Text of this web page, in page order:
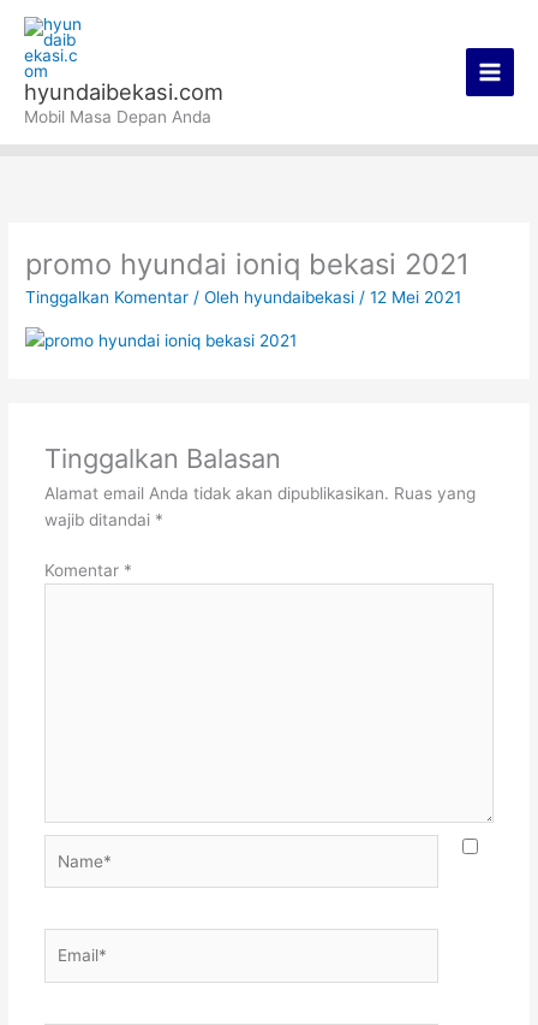
konten
hyundaibekasi.com
Mobil Masa Depan Anda
promo hyundai ioniq bekasi 2021
Tinggalkan Komentar / Oleh hyundaibekasi/12 Mei 2021
Tinggalkan Balasan
Alamat email Anda tidak akan dipublikasikan. Ruas yang
wajib ditandai *
Komentar *